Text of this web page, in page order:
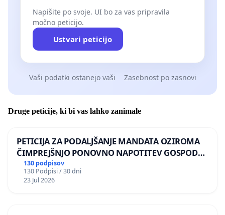
Napišite po svoje. UI bo za vas pripravila
močno peticijo.
Ustvari peticijo
Vaši podatki ostanejo vaši Zasebnost po zasnovi
Druge peticije, ki bi vas lahko zanimale
PETICIJA ZA PODALJŠANJE MANDATA OZIROMA
ČIMPREJŠNJO PONOVNO NAPOTITEV GOSPODA
BERNARDA ŠRAJNERJA NA VELEPOSLANIŠTVO
REPUBLIKE SLOVENIJE V MOSKVI
130 podpisov
130 Podpisi / 30 dni
23 Jul 2026